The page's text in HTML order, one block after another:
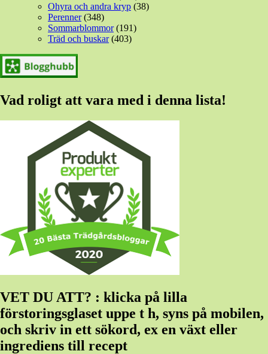
Ohyra och andra kryp (38)
Perenner(348)
Sommarblommor(191)
Träd och buskar(403)
Vad roligt att vara med i denna lista!
VET DU ATT? : klicka på lilla
förstoringsglaset uppe t h, syns på mobilen,
och skriv in ett sökord, ex en växt eller
ingrediens till recept